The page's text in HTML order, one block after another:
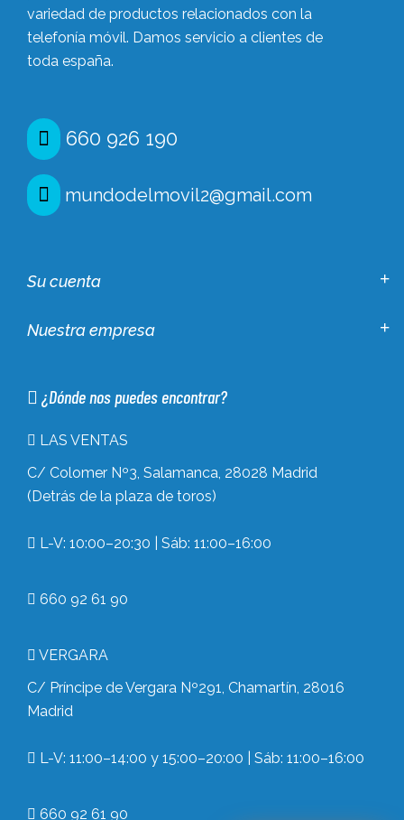
variedad de productos relacionados con la
telefonía móvil. Damos servicio a clientes de
toda españa.
660 926 190
mundodelmovil2@gmail.com
Su cuenta
Nuestra empresa
¿Dónde nos puedes encontrar?
LAS VENTAS
C/ Colomer Nº3, Salamanca, 28028 Madrid
(Detrás de la plaza de toros)
L-V: 10:00–20:30 | Sáb: 11:00–16:00
660 92 61 90
VERGARA
C/ Príncipe de Vergara Nº291, Chamartín, 28016
Madrid
L-V: 11:00–14:00 y 15:00–20:00 | Sáb: 11:00–16:00
660 92 61 90